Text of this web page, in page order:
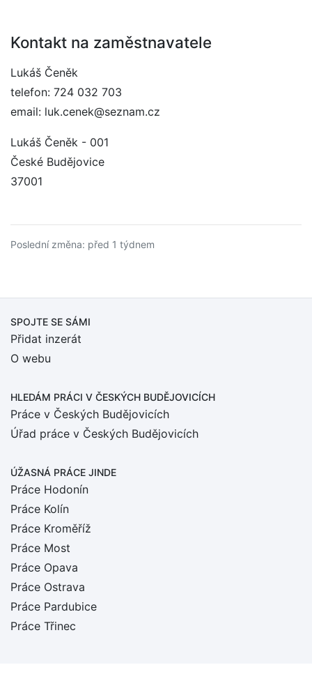
Kontakt na zaměstnavatele
Lukáš Čeněk
telefon: 724 032 703
email: luk.cenek@seznam.cz
Lukáš Čeněk - 001
České Budějovice
37001
Poslední změna: před 1 týdnem
SPOJTE SE SÁMI
Přidat inzerát
O webu
HLEDÁM PRÁCI V ČESKÝCH BUDĚJOVICÍCH
Práce v Českých Budějovicích
Úřad práce v Českých Budějovicích
ÚŽASNÁ PRÁCE JINDE
Práce Hodonín
Práce Kolín
Práce Kroměříž
Práce Most
Práce Opava
Práce Ostrava
Práce Pardubice
Práce Třinec